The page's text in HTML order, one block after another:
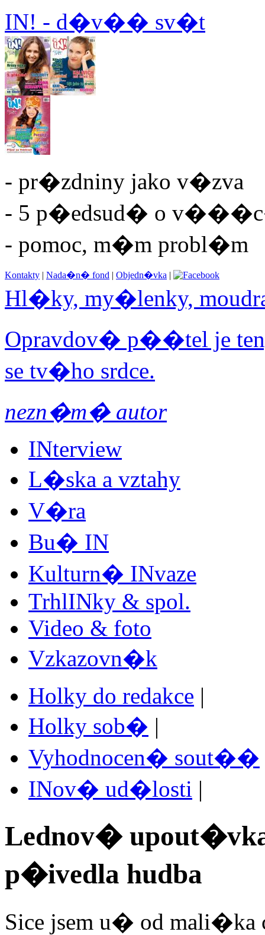
IN! - d�v�� sv�t
- pr�zdniny jako v�zva
- 5 p�edsud� o
- pomoc, m�m probl�m
Kontakty | Nada�n� fond | Objedn�vka |
Hl�ky, my�lenky,
Opravdov� p��tel je
se tv�ho srdce.
nezn�m� autor
INterview
L�ska a vztahy
V�ra
Bu� IN
Kulturn� INvaze
TrhlINky & spol.
Video & foto
Vzkazovn�k
Holky do redakce |
Holky sob� |
Vyhodnocen� sout��
INov� ud�losti |
Lednov�
p�ivedla hudba
Sice jsem u� od mali�ka